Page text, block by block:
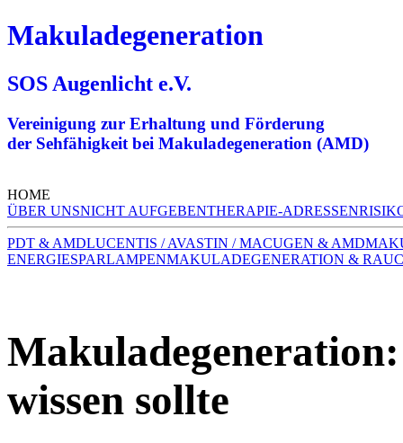
Makuladegeneration
SOS Augenlicht e.V.
Vereinigung zur Erhaltung und Förderung
der Sehfähigkeit bei Makuladegeneration (AMD)
HOME
ÜBER UNSNICHT AUFGEBENTHERAPIE-ADRESSEN
PDT & AMDLUCENTIS / AVASTIN / MACUGEN & AMD
ENERGIESPARLAMPENMAKULADEGENERATION &
wissen sollte